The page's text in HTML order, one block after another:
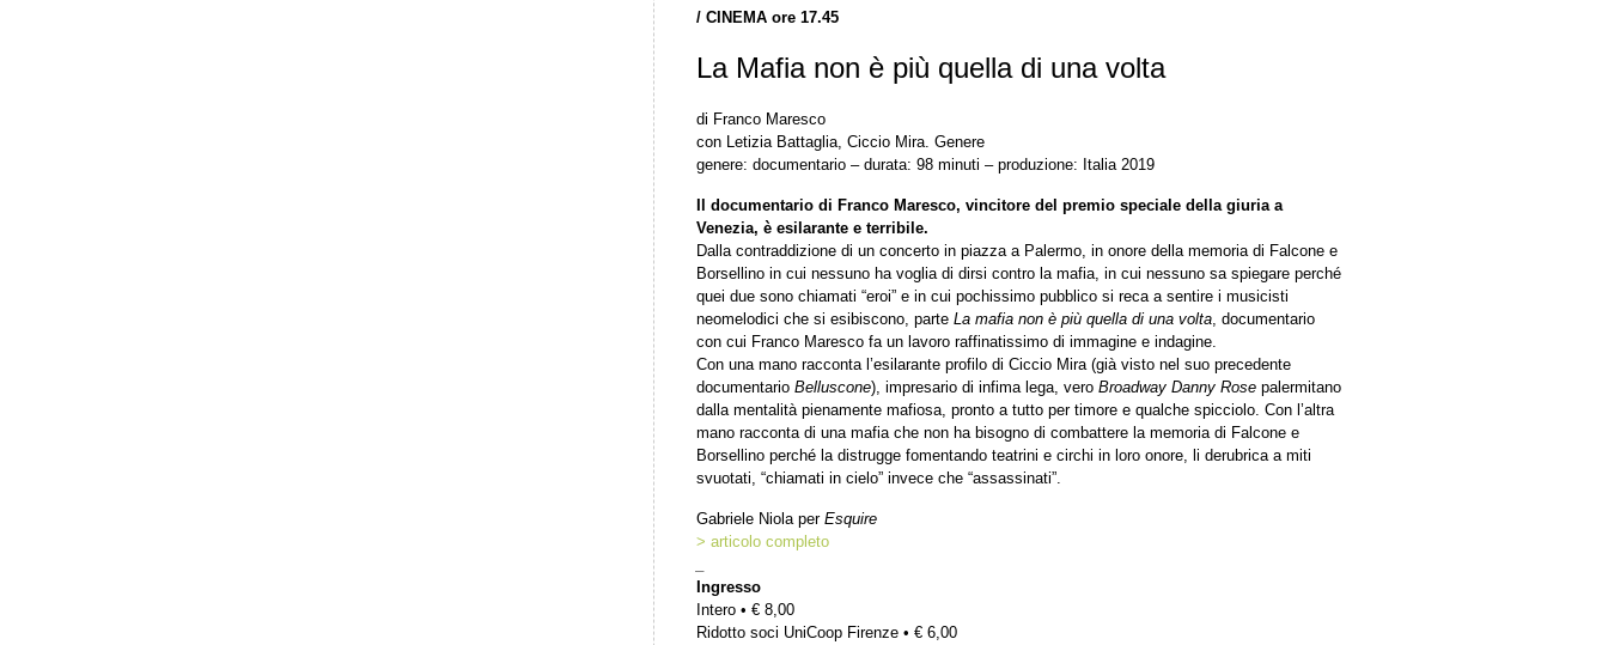
/ CINEMA ore 17.45
La Mafia non è più quella di una volta
di Franco Maresco
con Letizia Battaglia, Ciccio Mira. Genere
genere: documentario – durata: 98 minuti – produzione: Italia 2019
Il documentario di Franco Maresco, vincitore del premio speciale della giuria a
Venezia, è esilarante e terribile.
Dalla contraddizione di un concerto in piazza a Palermo, in onore della memoria di Falcone e
Borsellino in cui nessuno ha voglia di dirsi contro la mafia, in cui nessuno sa spiegare perché
quei due sono chiamati “eroi” e in cui pochissimo pubblico si reca a sentire i musicisti
neomelodici che si esibiscono, parte La mafia non è più quella di una volta, documentario
con cui Franco Maresco fa un lavoro raffinatissimo di immagine e indagine.
Con una mano racconta l’esilarante profilo di Ciccio Mira (già visto nel suo precedente
documentario Belluscone), impresario di infima lega, vero Broadway Danny Rose palermitano
dalla mentalità pienamente mafiosa, pronto a tutto per timore e qualche spicciolo. Con l’altra
mano racconta di una mafia che non ha bisogno di combattere la memoria di Falcone e
Borsellino perché la distrugge fomentando teatrini e circhi in loro onore, li derubrica a miti
svuotati, “chiamati in cielo” invece che “assassinati”.
Gabriele Niola per Esquire
> articolo completo
Ingresso
Intero • € 8,00
Ridotto soci UniCoop Firenze • € 6,00